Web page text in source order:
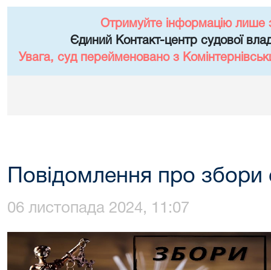
Отримуйте інформацію лише
Єдиний Контакт-центр судової
Увага, суд перейменовано з
Повідомлення про збори
06 листопада 2024, 11:07